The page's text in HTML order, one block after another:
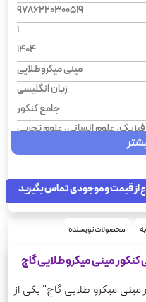
9786220300519
1
1404
مینی میکروطلایی
زبان انگلیسی
جامع کنکور
علوم انسانی, علوم تجربی
از قیمت و موجودی تماس بگیرید
محصولات نویسنده
مینی میکرو طلایی گاج
میکرو طلایی گاج" یکی از